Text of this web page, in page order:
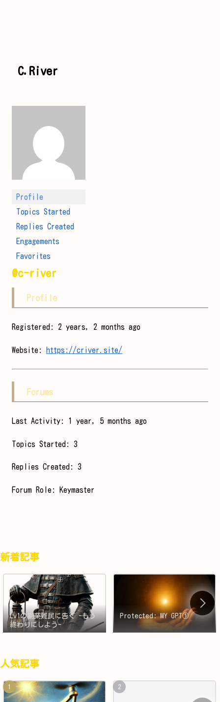
C.River
Profile
Topics Started
Replies Created
Engagements
Favorites
@c-river
Profile
Registered: 2 years, 2 months ago
Website: https://criver.site/
Forums
Last Activity: 1 year, 5 months ago
Topics Started: 3
Replies Created: 3
Forum Role: Keymaster
新着記事
Lv1の副業難民に告ぐ -もう
終わりにしよう-
Protected: MY GPT①
人気記事